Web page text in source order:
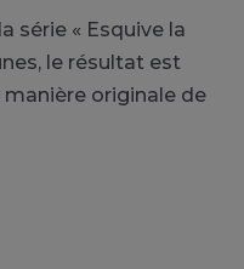
série « Esquive la
le résultat est
manière originale de